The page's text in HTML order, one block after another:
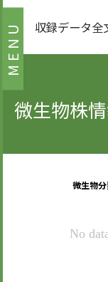
MENU 収録データ全
微生物株